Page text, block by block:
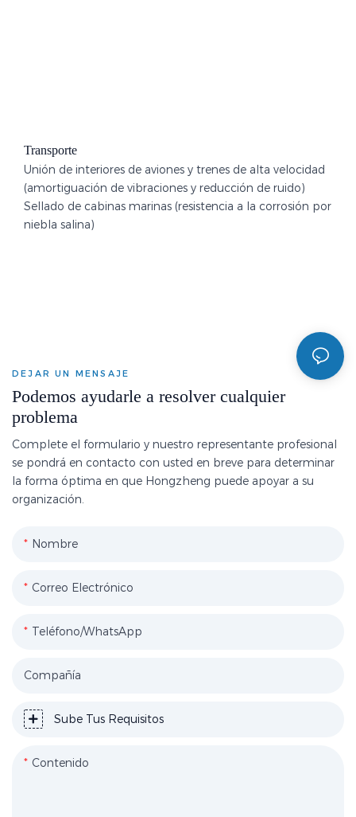
Transporte
Unión de interiores de aviones y trenes de alta velocidad
(amortiguación de vibraciones y reducción de ruido)
Sellado de cabinas marinas (resistencia a la corrosión por
niebla salina)
DEJAR UN MENSAJE
Podemos ayudarle a resolver cualquier
problema
Complete el formulario y nuestro representante profesional
se pondrá en contacto con usted en breve para determinar
la forma óptima en que Hongzheng puede apoyar a su
organización.
Nombre
Correo Electrónico
Teléfono/WhatsApp
Compañía
Sube Tus Requisitos
Contenido